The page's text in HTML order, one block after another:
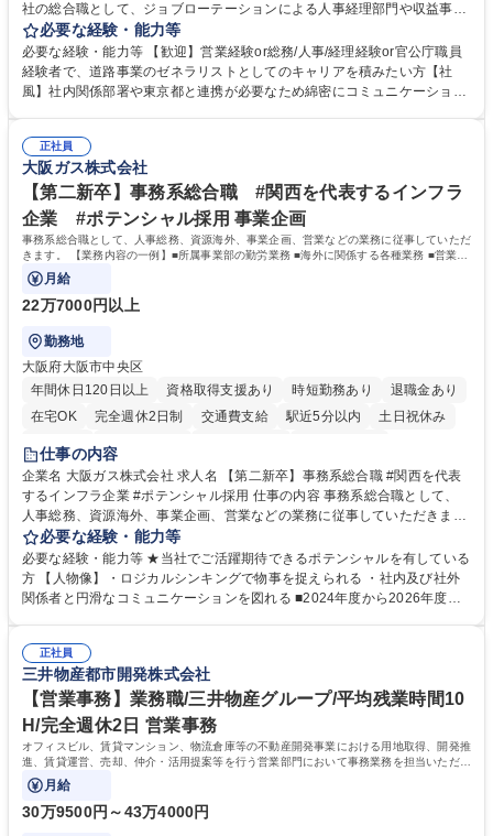
社の総合職として、ジョブローテーションによる人事経理部門や収益事業
等のフロント部門の部署等幅広い部署での業務をお任せいたします。研修
制度やキャリア支援が充実しております！ ※下記業務詳細 【業務詳細】■
管理部門：広報、人事、経理など当公社の運営に係る管理業務 ■収益部
門：駐車場の新規開拓、管理運営、新宿駅西口広場の「イベントコーナ
道路施設や道路工事現場の見学ツアー事業 ※入社後は上記いずれかの部門
へ配属。※業務内容変更の範囲：会社の定める業務 募集職種 【都庁グル
ープ】総合職（事務）◇残業月平均9時間未満／有給年平均16日取得
必要な経験・能力等
必要な経験・能力等 【歓迎】営業経験or総務/人事/経理経験or官公庁職員
経験者で、道路事業のゼネラリストとしてのキャリアを積みたい方【社
風】社内関係部署や東京都と連携が必要なため綿密にコミュニケーション
部門など多岐に渡る業務を経験できます。 ■様々なプロジェクト：駐車場
事業の他、新宿駅西口広場内に設置された照明を兼ねた広告「ブライトサ
イン」の管理運営を行うなど、事業収益を生み出す活動を積極的に行って
います。 学歴・資格 学歴：大学院 大学 高専 短大 専修学校 高校 語学力：
資格：
正社員
大阪ガス株式会社
【第二新卒】事務系総合職 #関西を代表するインフラ
企業 #ポテンシャル採用 事業企画
事務系総合職として、人事総務、資源海外、事業企画、営業などの業務に従事していただ
きます。 【業務内容の一例】■所属事業部の勤労業務 ■海外に関係する各種業務 ■営業部
門の企画スタッフ、ルート営業
月給
22万7000円以上
勤務地
大阪府大阪市中央区
年間休日120日以上
資格取得支援あり 時短勤務あり
退職金あり
在宅OK
完全週休2日制 交通費支給 駅近5分以内
土日祝休み
服装自由
第二新卒歓迎
仕事の内容
企業名 大阪ガス株式会社 求人名 【第二新卒】事務系総合職 #関西を代表
するインフラ企業 #ポテンシャル採用 仕事の内容 事務系総合職として、
人事総務、資源海外、事業企画、営業などの業務に従事していただきま
す。 【業務内容の一例】■所属事業部の勤労業務 ■海外に関係する各種業
務 ■営業部門の企画スタッフ、ルート営業 【キャリアパス】入社後の配属
ポジションで一定期間ご活躍頂いた後、本人の適性及び将来のキャリアを
鑑みてジョブローテーションを行います。 【育成】OJTでの現場育成や研
表するインフラ企業 #ポテンシャル採用
必要な経験・能力等
必要な経験・能力等 ★当社でご活躍期待できるポテンシャルを有している
方 【人物像】・ロジカルシンキングで物事を捉えられる ・社内及び社外
関係者と円滑なコミュニケーションを図れる ■2024年度から2026年度ま
72.html ■エネルギーセキュリティの不安定化や気候変動による自然災害の
甚大化など、これまで以上に社会課題解決の重要性が高まっています。
「未来の日常」の創造に向けて持続可能な社会の実現に貢献してまいりま
す。 学歴・資格 学歴：大学院 大学 語学力： 資格：
正社員
三井物産都市開発株式会社
【営業事務】業務職/三井物産グループ/平均残業時間10
H/完全週休2日 営業事務
オフィスビル、賃貸マンション、物流倉庫等の不動産開発事業における用地取得、開発推
進、賃貸運営、売却、仲介・活用提案等を行う営業部門において事務業務を担当いただき
ます。
月給
30万9500円～43万4000円